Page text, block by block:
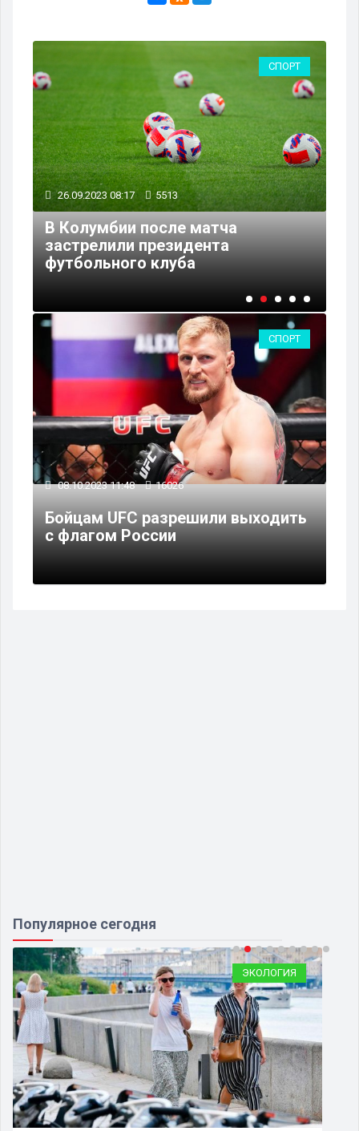
СПОРТ
26.09.2023 08:17 5513
В Колумбии после матча
застрелили президента
футбольного клуба
СПОРТ
08.10.2023 11:48 16026
Бойцам UFC разрешили выходить
с флагом России
Популярное сегодня
ЭКОЛОГИЯ